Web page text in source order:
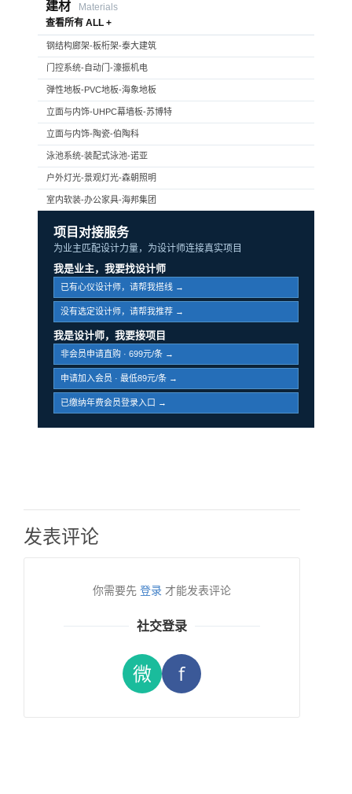
建材
Materials
查看所有 ALL +
钢结构廊架-板桁架-泰大建筑
门控系统-自动门-濠振机电
弹性地板-PVC地板-海象地板
立面与内饰-UHPC幕墙板-苏博特
立面与内饰-陶瓷-伯陶科
泳池系统-装配式泳池-诺亚
户外灯光-景观灯光-森朝照明
室内软装-办公家具-海邦集团
项目对接服务
为业主匹配设计力量，为设计师连接真实项目
我是业主，我要找设计师
已有心仪设计师，请帮我搭线 →
没有选定设计师，请帮我推荐 →
我是设计师，我要接项目
非会员申请直购 · 699元/条 →
申请加入会员 · 最低89元/条 →
已缴纳年费会员登录入口 →
发表评论
你需要先 登录 才能发表评论
社交登录
微 f